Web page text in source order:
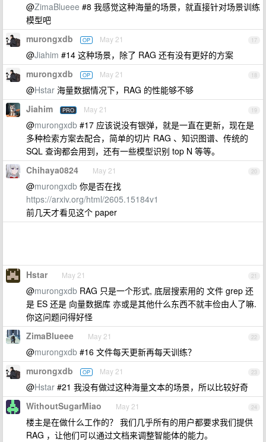
@ZimaBlueee #8 我感觉这种海量的场景，就直接针对场景训练
模型吧
17
murongxdb OP May 21
@Jiahim #14 这种场景，除了 RAG 还有没有更好的方案
18
murongxdb OP May 21
@Hstar 海量数据情况下，RAG 的性能够不够
19
Jiahim PRO May 21
@murongxdb #17 应该说没有银弹，就是一直在更新，现在是
多种检索方案去配合，简单的切片 RAG 、知识图谱、传统的
SQL 查询都会用到，还有一些模型识别 top N 等等。
20
Chihaya0824 May 21
@murongxdb 你是否在找
https://arxiv.org/html/2605.15184v1
前几天才看见这个 paper
21
Hstar May 21
@murongxdb RAG 只是一个形式, 底层搜索用的 文件 grep 还
是 ES 还是 向量数据库 亦或是其他什么东西不就丰俭由人了嘛.
你这问题问得好怪
22
ZimaBlueee May 21
@murongxdb #16 文件每天更新再每天训练？
23
murongxdb OP May 21
@Hstar #21 我没有做过这种海量文本的场景，所以比较好奇
24
WithoutSugarMiao May 21
楼主是在做什么工作的？ 我们几乎所有的用户都要求我们提供
RAG ，让他们可以通过文档来调整智能体的能力。